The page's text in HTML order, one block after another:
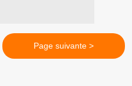
Page suivante >